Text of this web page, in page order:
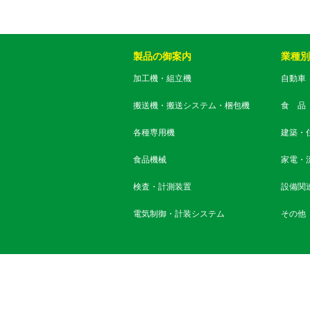
製品の御案内
加工機・組立機
搬送機・搬送システム・梱包機
各種専用機
食品機械
検査・計測装置
電気制御・計装システム
業種
自動車
食 品
建築・
家電・
設備関
その他